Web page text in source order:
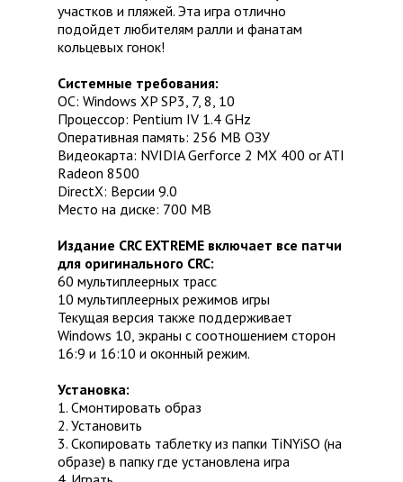
участков и пляжей. Эта игра отлично
подойдет любителям ралли и фанатам
кольцевых гонок!
Системные требования:
ОС: Windows XP SP3, 7, 8, 10
Процессор: Pentium IV 1.4 GHz
Оперативная память: 256 MB ОЗУ
Видеокарта: NVIDIA Gerforce 2 MX 400 or ATI
Radeon 8500
DirectX: Версии 9.0
Место на диске: 700 MB
Издание CRC EXTREME включает все патчи
для оригинального CRC:
60 мультиплеерных трасс
10 мультиплеерных режимов игры
Текущая версия также поддерживает
Windows 10, экраны с соотношением сторон
16:9 и 16:10 и оконный режим.
Установка:
1. Смонтировать образ
2. Установить
3. Скопировать таблетку из папки TiNYiSO (на
образе) в папку где установлена игра